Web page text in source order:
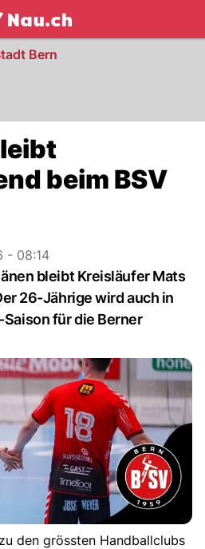
NAU.ch
Bern
beim BSV
- 08:14
bleibt Kreisläufer Mats
26-Jährige wird auch in
für die Berner
den grössten Handballclubs